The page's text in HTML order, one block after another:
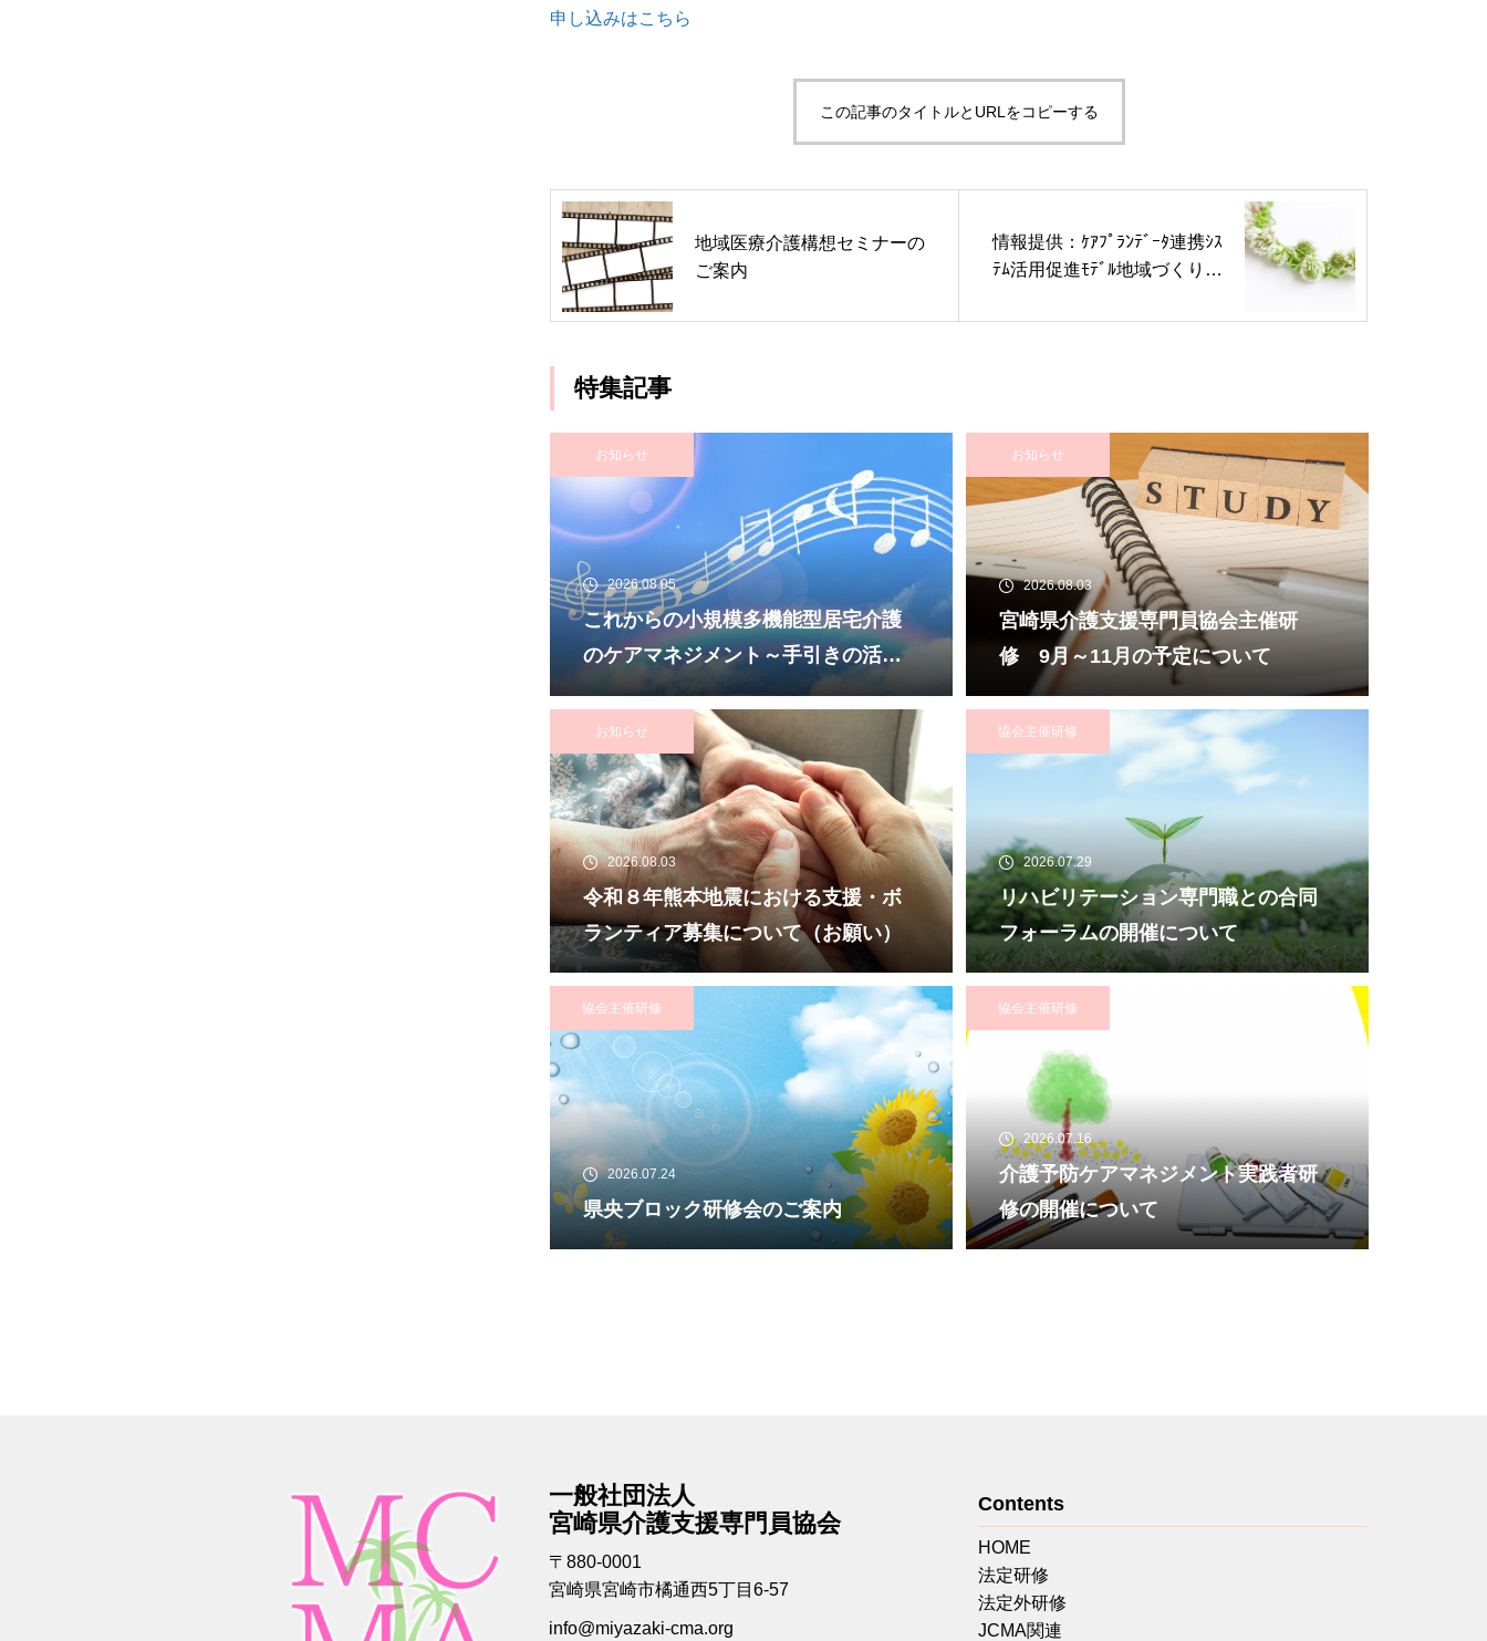
申し込みはこちら
この記事のタイトルとURLをコピーする
地域医療介護構想セミナーの
ご案内
情報提供：ｹｱﾌﾟﾗﾝﾃﾞｰﾀ連携ｼｽ
ﾃﾑ活用促進ﾓﾃﾞﾙ地域づくり事
特集記事
お知らせ
2026.08.05
これからの小規模多機能型居宅介護
のケアマネジメント～手引きの活用
と実践から学ぶ、利用者・家族・地
域を支える力～ 受講者の募集につ
いて
お知らせ
2026.08.03
宮崎県介護支援専門員協会主催研
修 9月～11月の予定について
お知らせ
2026.08.03
令和８年熊本地震における支援・ボ
ランティア募集について（お願い）
協会主催研修
2026.07.29
リハビリテーション専門職との合同
フォーラムの開催について
協会主催研修
2026.07.24
県央ブロック研修会のご案内
協会主催研修
2026.07.16
介護予防ケアマネジメント実践者研
修の開催について
一般社団法人
宮崎県介護支援専門員協会
〒880-0001
宮崎県宮崎市橘通西5丁目6-57
info@miyazaki-cma.org
Contents
HOME
法定研修
法定外研修
JCMA関連